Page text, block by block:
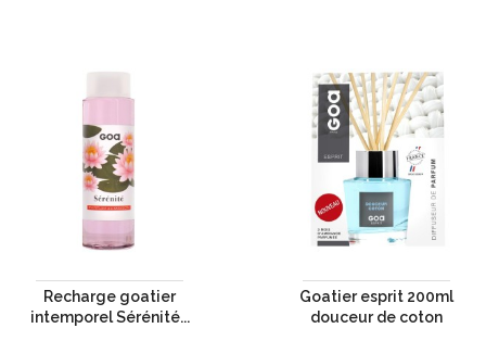
Recharge goatier
intemporel Sérénité...
Goatier esprit 200ml
douceur de coton